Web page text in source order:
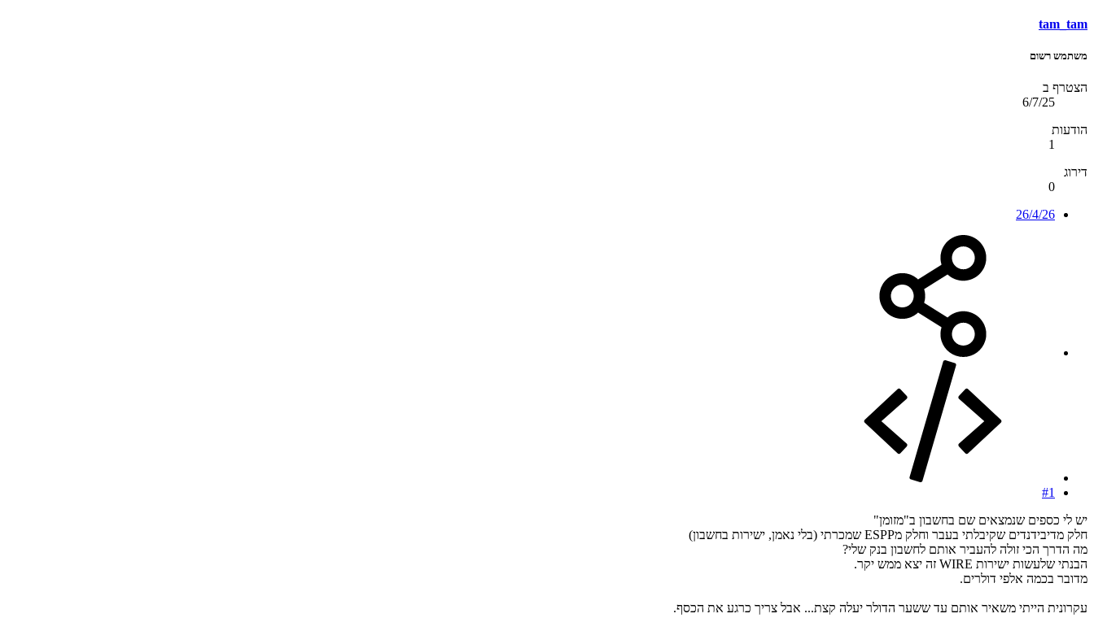
tam_tam
משתמש רשום
הצטרף ב
6/7/25
הודעות
1
דירוג
0
26/4/26
#1
יש לי כספים שנמצאים שם בחשבון ב"מזומן"
חלק מדיבידנדים שקיבלתי בעבר וחלק מESPP שמכרתי (בלי נאמן, ישירות בחשבון)
מה הדרך הכי זולה להעביר אותם לחשבון בנק שלי?
הבנתי שלעשות ישירות WIRE זה יצא ממש יקר.
מדובר בכמה אלפי דולרים.
עקרונית הייתי משאיר אותם עד ששער הדולר יעלה קצת... אבל צריך כרגע את הכסף.